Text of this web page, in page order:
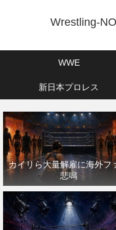
Wrestling-
WWE
新日本プロレス
カイリら大量解雇に海外フ
悲鳴